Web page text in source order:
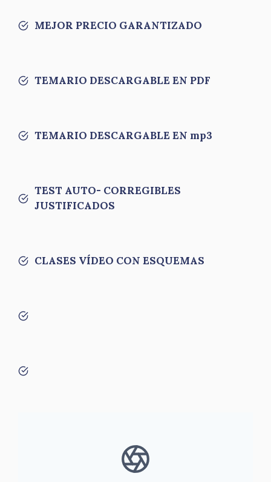
MEJOR PRECIO GARANTIZADO
TEMARIO DESCARGABLE EN PDF
TEMARIO DESCARGABLE EN mp3
TEST AUTO- CORREGIBLES
JUSTIFICADOS
CLASES VÍDEO CON ESQUEMAS